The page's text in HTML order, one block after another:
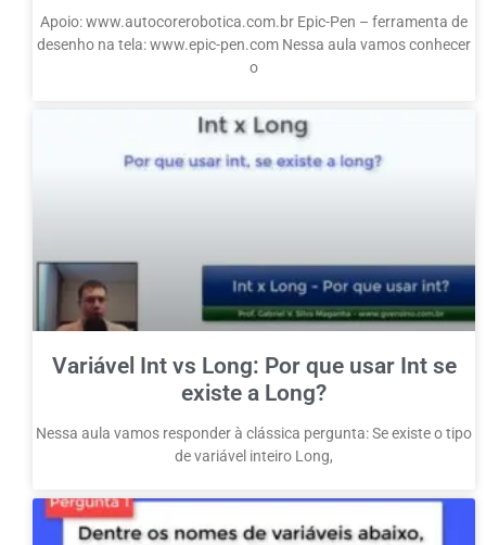
Apoio: www.autocorerobotica.com.br Epic-Pen – ferramenta de
desenho na tela: www.epic-pen.com Nessa aula vamos conhecer
o
Variável Int vs Long: Por que usar Int se
existe a Long?
Nessa aula vamos responder à clássica pergunta: Se existe o tipo
de variável inteiro Long,